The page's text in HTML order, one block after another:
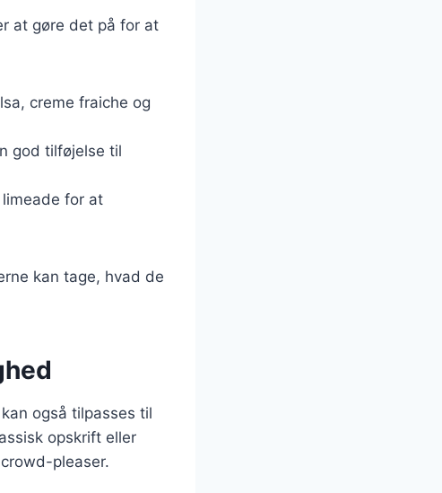
at gøre det på for at
creme fraiche og
god tilføjelse til
for at
kan tage, hvad de
også tilpasses til
opskrift eller
pleaser.